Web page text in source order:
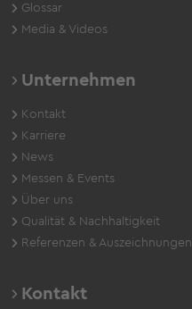
Glossar
Media & Videos
Unternehmen
Kontakt
Karriere
News
Messen & Events
Über uns
Qualität & Nachhaltigkeit
Referenzen & Auszeichnungen
Kontakt